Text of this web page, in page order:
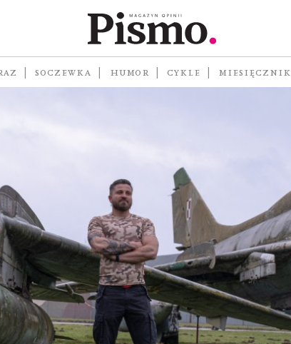
SOCZEWKA HUMOR CYKLE MIESIĘCZNIK